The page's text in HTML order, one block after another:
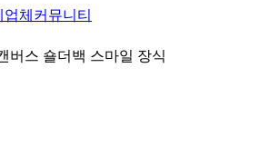
체 커뮤니티
버스 숄더백 스마일 장식